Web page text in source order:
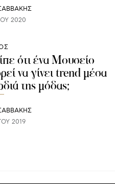
2020
ότι ένα Μουσείο
να γίνει trend μέσα
της μόδας;
2019